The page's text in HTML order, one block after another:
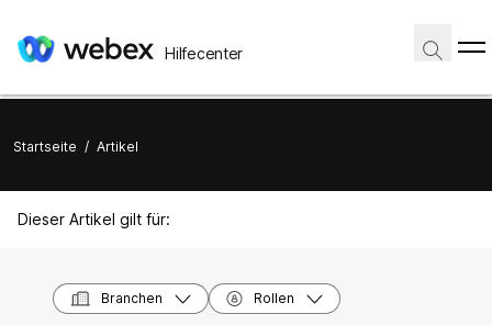
Hilfecenter
Startseite / Artikel
Dieser Artikel gilt für:
Branchen Rollen